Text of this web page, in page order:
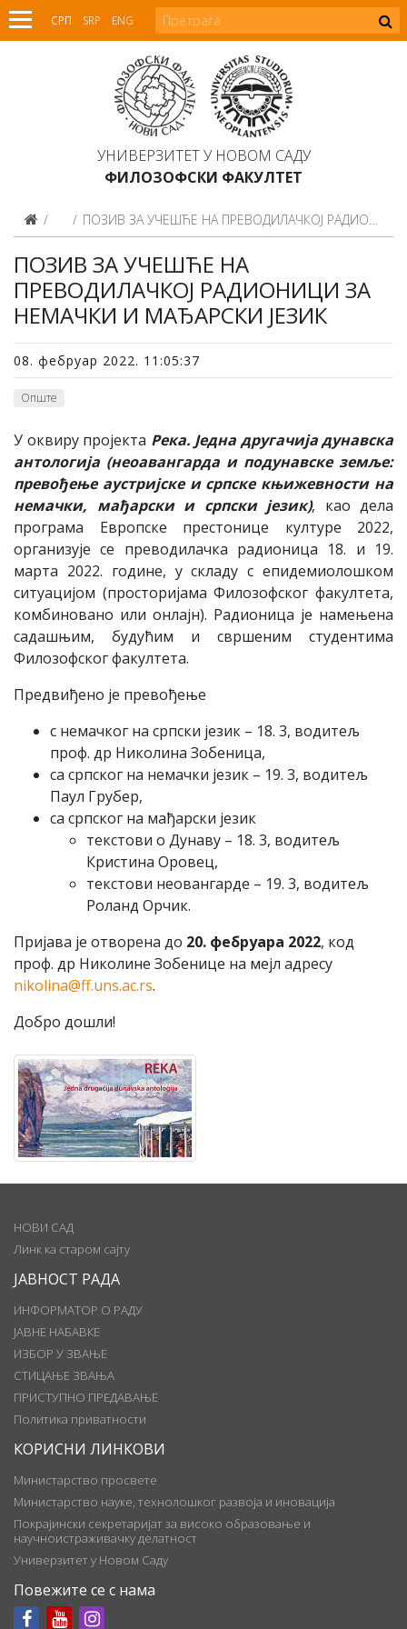
СРП SRP ENG
УНИВЕРЗИТЕТ У НОВОМ САДУ
ФИЛОЗОФСКИ ФАКУЛТЕТ
ВестиПОЗИВ ЗА УЧЕШЋЕ НА ПРЕВОДИЛАЧКОЈ РАДИОНИЦИ ЗА НЕМАЧКИ И МАЂАРСКИ ЈЕЗИК
ПОЗИВ ЗА УЧЕШЋЕ НА
ПРЕВОДИЛАЧКОЈ РАДИОНИЦИ ЗА
НЕМАЧКИ И МАЂАРСКИ ЈЕЗИК
08. фебруар 2022. 11:05:37
Опште
У оквиру пројекта Река. Једна другачија дунавска
антологија (неоавангарда и подунавске земље:
превођење аустријске и српске књижевности на
немачки, мађарски и српски језик), као дела
програма Европске престонице културе 2022,
организује се преводилачка радионица 18. и 19.
марта 2022. године, у складу с епидемиолошком
ситуацијом (просторијама Филозофског факултета,
комбиновано или онлајн). Радионица је намењена
садашњим, будућим и свршеним студентима
Филозофског факултета.
Предвиђено је превођење
с немачког на српски језик – 18. 3, водитељ
проф. др Николина Зобеница,
са српског на немачки језик – 19. 3, водитељ
Паул Грубер,
са српског на мађарски језик
текстови о Дунаву – 18. 3, водитељ
Кристина Оровец,
текстови неовангарде – 19. 3, водитељ
Роланд Орчик.
Пријава је отворена до 20. фебруара 2022, код
проф. др Николине Зобенице на мејл адресу
nikolina@ff.uns.ac.rs.
Добро дошли!
НОВИ САД
Линк ка старом сајту
ЈАВНОСТ РАДА
ИНФОРМАТОР О РАДУ
ЈАВНЕ НАБАВКЕ
ИЗБОР У ЗВАЊЕ
СТИЦАЊЕ ЗВАЊА
ПРИСТУПНО ПРЕДАВАЊЕ
Политика приватности
КОРИСНИ ЛИНКОВИ
Министарство просвете
Министарство науке, технолошког развоја и иновација
Покрајински секретаријат за високо образовање и
научноистраживачку делатност
Универзитет у Новом Саду
Повежите се с нама